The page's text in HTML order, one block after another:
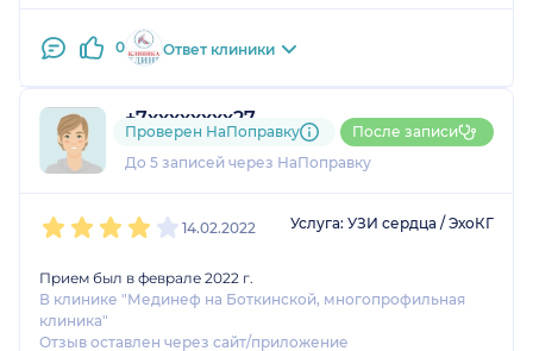
0 Ответ клиники
+7xxxxxxxx27
1 оценка
До 5 записей через НаПоправку
Проверен НаПоправку После записи
14.02.2022 Услуга: УЗИ сердца / ЭхоКГ
Прием был в феврале 2022 г.
В клинике "Мединеф на Боткинской, многопрофильная
клиника"
Отзыв оставлен через сайт/приложение